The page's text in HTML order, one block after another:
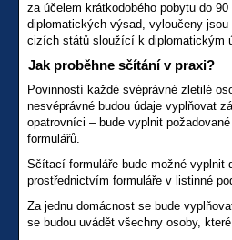
za účelem krátkodobého pobytu do
diplomatických výsad, vyloučeny
cizích států sloužící k diplomatickým
Jak proběhne sčítání v praxi?
Povinností každé svéprávné zletilé
nesvéprávné budou údaje vyplňovat
opatrovníci – bude vyplnit
formulářů.
Sčítací formuláře bude možné vyplnit
prostřednictvím formuláře v listinné
Za jednu domácnost se bude
se budou uvádět všechny osoby,